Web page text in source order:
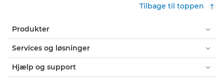
Tilbage til toppen
Produkter
Services og løsninger
Hjælp og support